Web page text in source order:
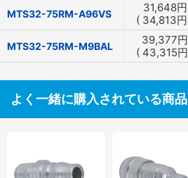
MTS32-75RM-A96VS 31,648円
( 34,813円
MTS32-75RM-M9BAL 39,377円
( 43,315円
よく一緒に購入されている商品